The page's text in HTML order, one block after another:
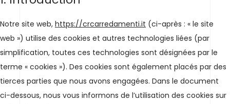
Notre site web, https://crcarredamenti.it (ci-après : « le site
web ») utilise des cookies et autres technologies liées (par
simplification, toutes ces technologies sont désignées par le
terme « cookies »). Des cookies sont également placés par des
tierces parties que nous avons engagées. Dans le document
ci-dessous, nous vous informons de l’utilisation des cookies sur